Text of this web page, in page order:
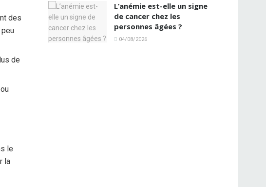
des
de
le
la
L’anémie est-elle un signe
de cancer chez les
personnes âgées ?
04/08/2026